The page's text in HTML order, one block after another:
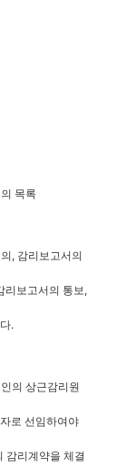
목록
, 감리보고서의
리보고서의 통보,
.
의 상근감리원
로 선임하여야
감리계약을 체결